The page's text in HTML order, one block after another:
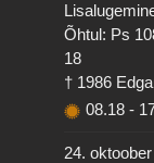
Õhtul: Ps
18
† 1986
08.18 -
24. oktoober